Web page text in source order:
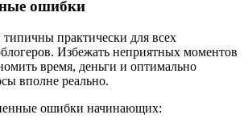
ошибки
практически для всех
Избежать неприятных моментов
время, деньги и оптимально
вполне реально.
ошибки начинающих: